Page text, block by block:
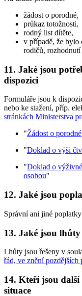
žádost o porodné,
průkaz totožnosti,
rodný list dítěte,
v případě, že bylo
rodičů, rozhodnutí
11. Jaké jsou
dispozici
Formuláře jsou k
nebo ke stažení, příp.
stránkách Ministerstva
"Žádost o porodné
"Doklad o výši
"Doklad o
osobou"
12. Jaké jsou
Správní ani jiné
13. Jaké jsou
Lhůty jsou řešeny v
řád, ve znění pozdějších
14. Kteří jsou další
situace